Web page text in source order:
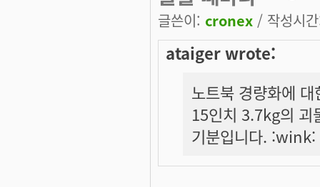
글쓴이: cronex / 작성시
ataiger wrote:
노트북 경량화에
15인치 3.7kg의 괴
기분입니다. :wink: